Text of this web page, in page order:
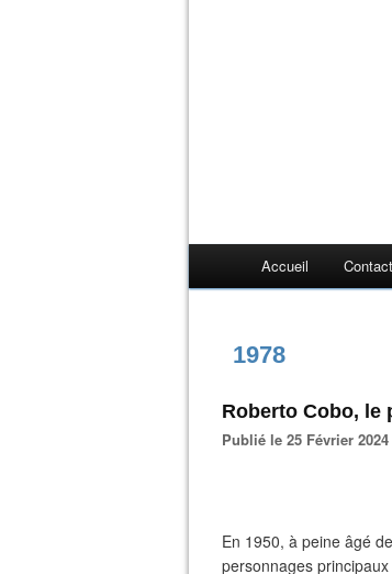
Accueil Contact
1978
Roberto Cobo, le
Publié le 25 Février 2024
En 1950, à peine âgé
personnages